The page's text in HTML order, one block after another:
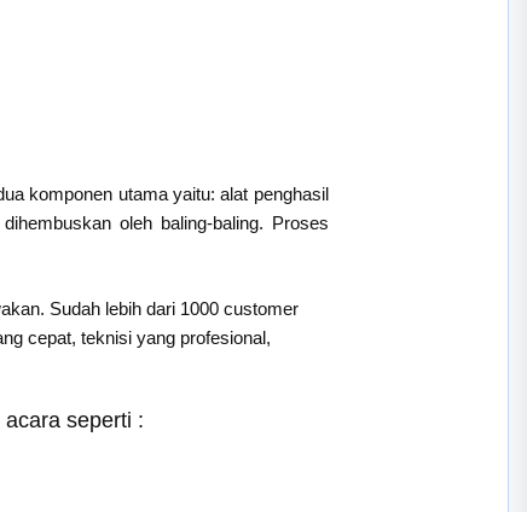
komponen utama yaitu: alat penghasil
oleh baling-baling. Proses
Sudah lebih dari 1000 customer
cepat, teknisi yang profesional,
seperti :